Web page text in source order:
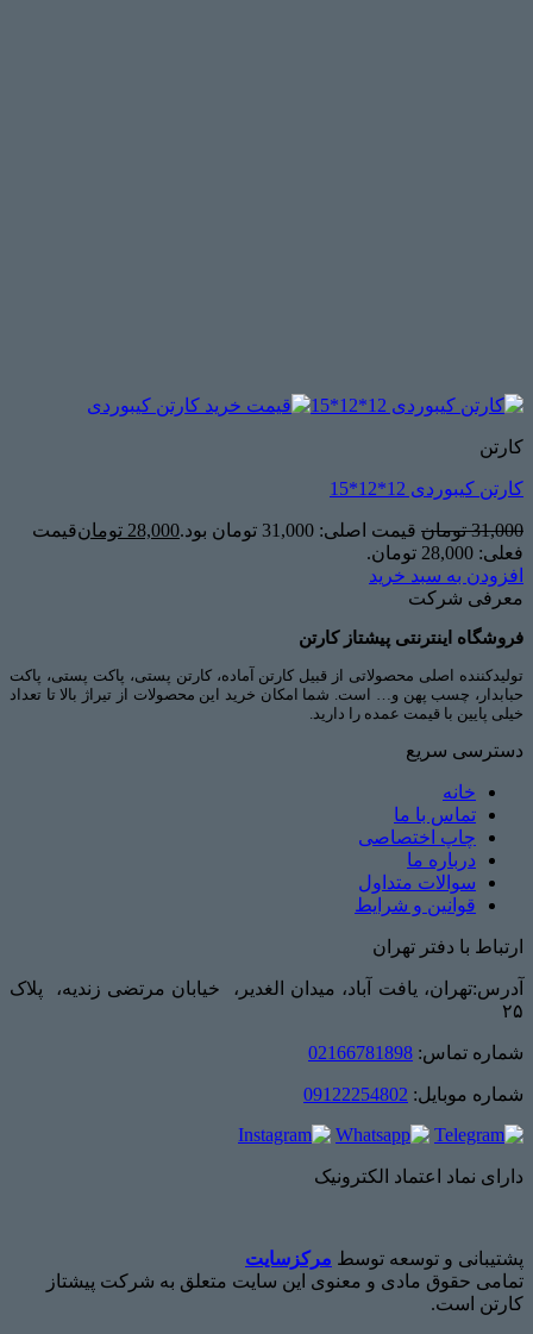
کارتن
کارتن کیبوردی 12*12*15
31,000 تومان قیمت اصلی: 31,000 تومان بود. 28,000 تومانقیمت
فعلی: 28,000 تومان.
افزودن به سبد خرید
معرفی شرکت
فروشگاه اینترنتی پیشتاز کارتن
تولیدکننده اصلی محصولاتی از قبیل کارتن آماده، کارتن پستی، پاکت پستی، پاکت
حبابدار، چسب پهن و… است. شما امکان خرید این محصولات از تیراژ بالا تا تعداد
خیلی پایین با قیمت عمده را دارید.
دسترسی سریع
خانه
تماس با ما
چاپ اختصاصی
درباره ما
سوالات متداول
قوانین و شرایط
ارتباط با دفتر تهران
آدرس:تهران، یافت آباد، میدان الغدیر، خیابان مرتضی زندیه، پلاک
۲۵
شماره تماس: 02166781898
شماره موبایل: 09122254802
دارای نماد اعتماد الکترونیک
پشتیبانی و توسعه توسط مرکزسایت
تمامی حقوق مادی و معنوی این سایت متعلق به شرکت پیشتاز
کارتن است.